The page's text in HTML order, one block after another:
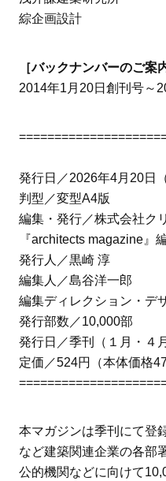
綜企画設計
［バックナンバーのご案
2014年1月20日創刊号～
発行日／2026年4月20日（
判型／変型A4版
編集・発行／株式会社ク
『architects magazine』
発行人／黒崎 淳
編集人／島谷洋一郎
編集ディレクション・デ
発行部数／10,000部
発行日／季刊（１月・４
定価／524円（本体価格
本マガジンは季刊にて登
など建築関連企業の各部
公的機関などに向けて